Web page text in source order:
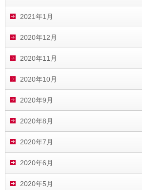
2021年1月
2020年12月
2020年11月
2020年10月
2020年9月
2020年8月
2020年7月
2020年6月
2020年5月